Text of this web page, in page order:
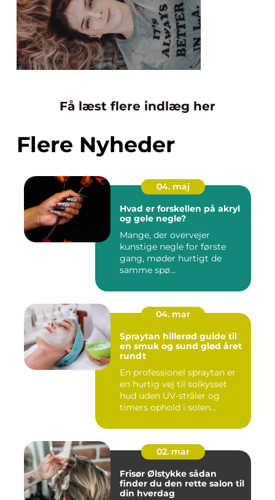
Få læst flere indlæg her
Flere Nyheder
04. maj
Hvad er forskellen på akryl
og gele negle?
Mange, der overvejer
kunstige negle for første
gang, møder hurtigt de
samme spø...
04. mar
Spraytan hillerød guide til
en smuk og sund glød året
rundt
En professionel spraytan er
en hurtig vej til solkysset
hud uden UV-stråler og
timers ophold i solen...
02. mar
Frisør Ølstykke sådan
finder du den rette salon til
din hverdag